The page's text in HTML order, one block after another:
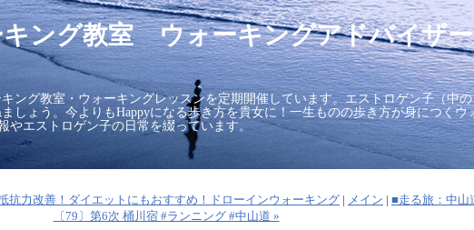
キング教室 ウォーキングアドバイザー
ング教室・ウォーキングレッスンを定期開催しています。エストロゲン子（中の
しょう。今よりもHappyになる歩き方を貴女に！一生ものの歩き方が身につくウ
やエストロゲン子の日常を綴っています。
抗力改善！ダイエットにもおすすめ！ドローインウォーキング | メイン | ■走る旅：中山
〔79〕第6次 桶川宿 #ランニング #中山道 »